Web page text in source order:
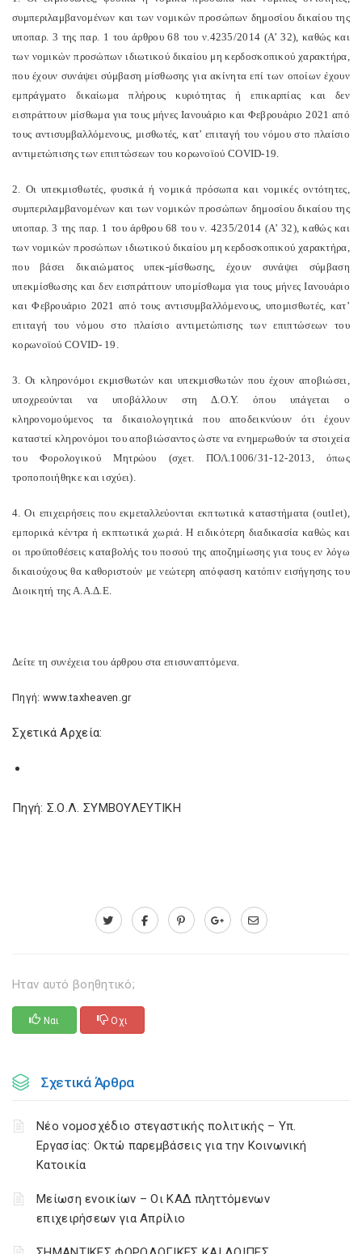
συμπεριλαμβανομένων και των νομικών προσώπων δημοσίου δικαίου της
υποπαρ. 3 της παρ. 1 του άρθρου 68 του ν.4235/2014 (Α’ 32), καθώς και
των νομικών προσώπων ιδιωτικού δικαίου μη κερδοσκοπικού χαρακτήρα,
που έχουν συνάψει σύμβαση μίσθωσης για ακίνητα επί των οποίων έχουν
εμπράγματο δικαίωμα πλήρους κυριότητας ή επικαρπίας και δεν
εισπράττουν μίσθωμα για τους μήνες Ιανουάριο και Φεβρουάριο 2021 από
τους αντισυμβαλλόμενους, μισθωτές, κατ’ επιταγή του νόμου στο πλαίσιο
αντιμετώπισης των επιπτώσεων του κορωνοϊού COVID-19.
2. Οι υπεκμισθωτές, φυσικά ή νομικά πρόσωπα και νομικές οντότητες,
συμπεριλαμβανομένων και των νομικών προσώπων δημοσίου δικαίου της
υποπαρ. 3 της παρ. 1 του άρθρου 68 του ν. 4235/2014 (Α’ 32), καθώς και
των νομικών προσώπων ιδιωτικού δικαίου μη κερδοσκοπικού χαρακτήρα,
που βάσει δικαιώματος υπεκ-μίσθωσης, έχουν συνάψει σύμβαση
υπεκμίσθωσης και δεν εισπράττουν υπομίσθωμα για τους μήνες Ιανουάριο
και Φεβρουάριο 2021 από τους αντισυμβαλλόμενους, υπομισθωτές, κατ’
επιταγή του νόμου στο πλαίσιο αντιμετώπισης των επιπτώσεων του
κορωνοϊού COVID- 19.
3. Οι κληρονόμοι εκμισθωτών και υπεκμισθωτών που έχουν αποβιώσει,
υποχρεούνται να υποβάλλουν στη Δ.Ο.Υ. όπου υπάγεται ο
κληρονομούμενος τα δικαιολογητικά που αποδεικνύουν ότι έχουν
καταστεί κληρονόμοι του αποβιώσαντος ώστε να ενημερωθούν τα στοιχεία
του Φορολογικού Μητρώου (σχετ. ΠΟΛ.1006/31-12-2013, όπως
τροποποιήθηκε και ισχύει).
4. Οι επιχειρήσεις που εκμεταλλεύονται εκπτωτικά καταστήματα (outlet),
εμπορικά κέντρα ή εκπτωτικά χωριά. Η ειδικότερη διαδικασία καθώς και
οι προϋποθέσεις καταβολής του ποσού της αποζημίωσης για τους εν λόγω
δικαιούχους θα καθοριστούν με νεώτερη απόφαση κατόπιν εισήγησης του
Διοικητή της Α.Α.Δ.Ε.
Δείτε τη συνέχεια του άρθρου στα επισυναπτόμενα.
Πηγή: www.taxheaven.gr
Σχετικά Αρχεία:
Πηγή: Σ.Ο.Λ. ΣΥΜΒΟΥΛΕΥΤΙΚΗ
Ηταν αυτό βοηθητικό;
Ναι Οχι
Σχετικά Άρθρα
Νέο νομοσχέδιο στεγαστικής πολιτικής – Υπ.
Εργασίας: Οκτώ παρεμβάσεις για την Κοινωνική
Κατοικία
Μείωση ενοικίων – Οι ΚΑΔ πληττόμενων
επιχειρήσεων για Απρίλιο